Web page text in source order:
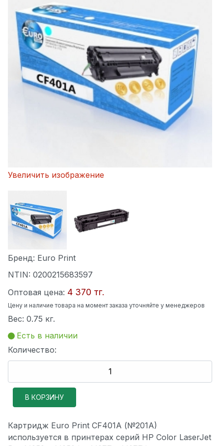
Увеличить изображение
Бренд: Euro Print
NTIN: 0200215683597
Оптовая цена: 4 370 тг.
Цену и наличие товара на момент заказа уточняйте у менеджеров
Вес: 0.75 кг.
Есть в наличии
Количество:
Картридж Euro Print CF401A (№201A)
используется в принтерах серий HP Color LaserJet